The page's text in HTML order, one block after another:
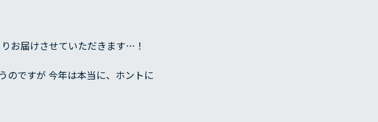
お届けさせていただきます…！
のですが 今年は本当に、ホントに